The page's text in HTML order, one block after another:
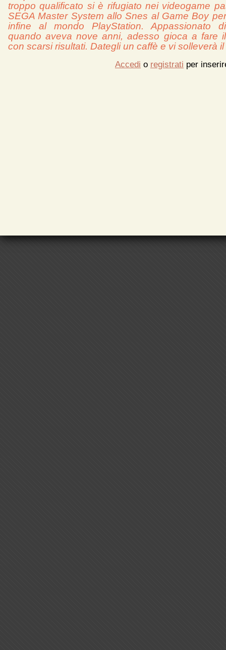
troppo qualificato si è rifugiato nei videogame
SEGA Master System allo Snes al Game Boy
infine al mondo PlayStation. Appassionato
quando aveva nove anni, adesso gioca a fare
con scarsi risultati. Dategli un caffè e vi solleverà
Accedi o registrati per